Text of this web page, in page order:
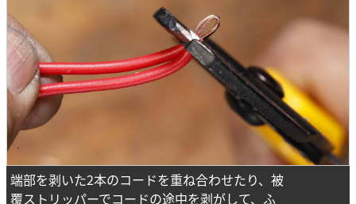
端部を剥いた2本のコードを重ね合わせたり、被
覆ストリッパーでコードの途中を剥がして、ふ